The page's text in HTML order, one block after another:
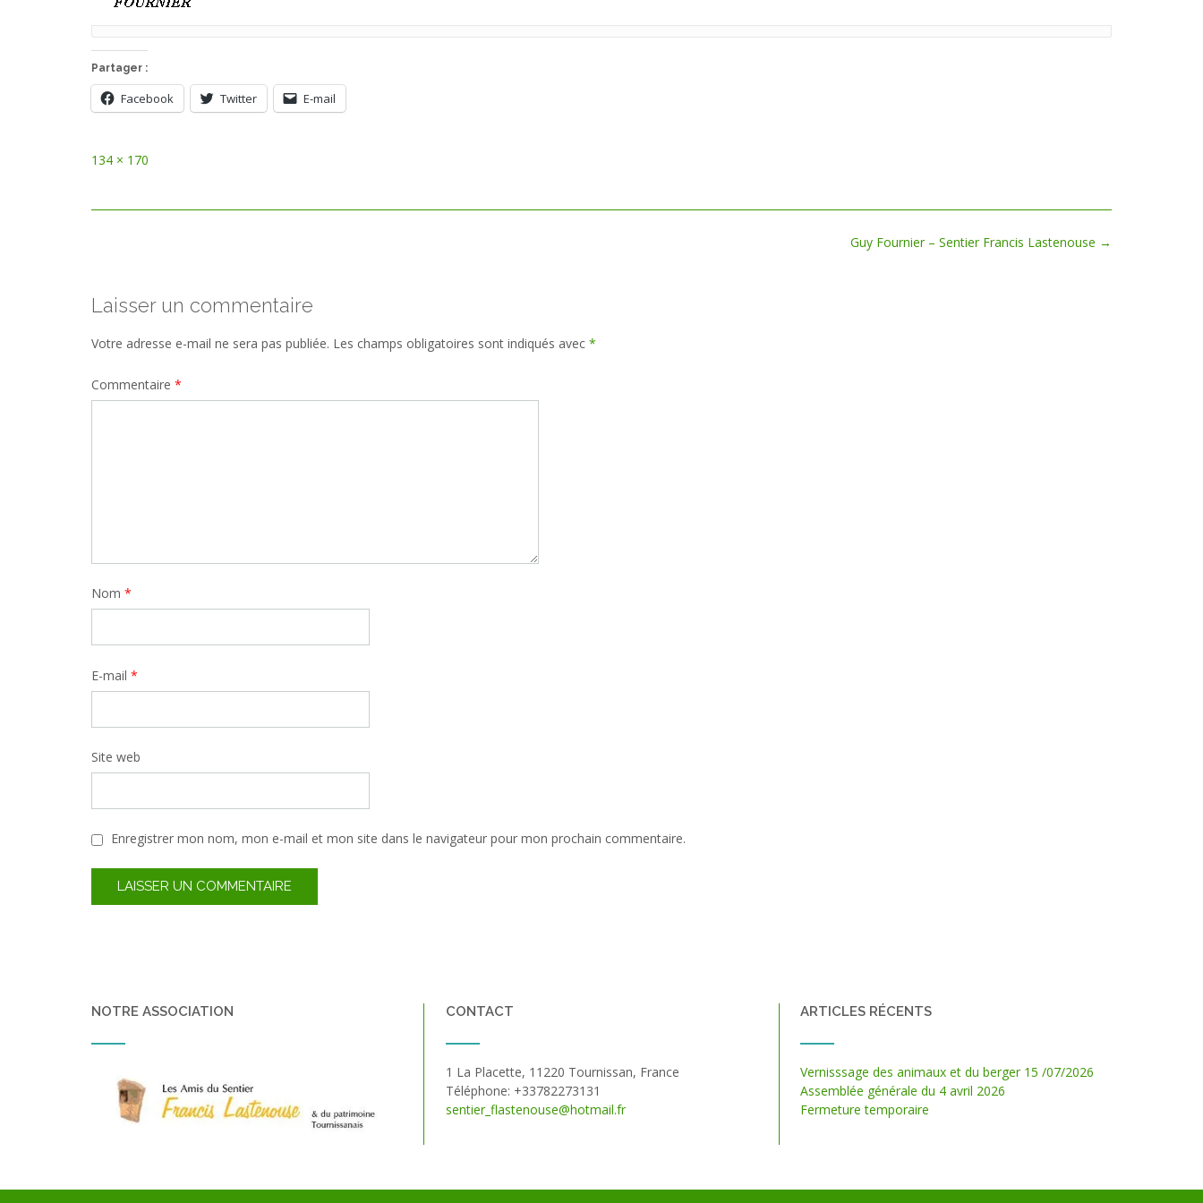
Partager :
Facebook Twitter E-mail
Full
134 × 170
Guy Fournier – Sentier Francis Lastenouse →
Laisser un commentaire
Votre adresse e-mail ne sera pas publiée. Les champs obligatoires sont indiqués avec *
Commentaire *
Nom *
E-mail *
Site web
Enregistrer mon nom, mon e-mail et mon site dans le navigateur pour mon prochain commentaire.
NOTRE ASSOCIATION CONTACT
1 La Placette, 11220 Tournissan, France
Téléphone: +33782273131
sentier_flastenouse@hotmail.fr
ARTICLES RÉCENTS
Vernisssage des animaux et du berger 15 /07/2026
Assemblée générale du 4 avril 2026
Fermeture temporaire